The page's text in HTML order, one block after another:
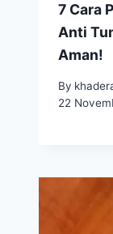
7 Cara
Anti
Aman!
By
22